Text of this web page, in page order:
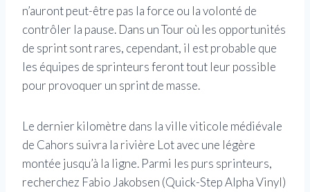
n’auront peut-être pas la force ou la volonté de
contrôler la pause. Dans un Tour où les opportunités
de sprint sont rares, cependant, il est probable que
les équipes de sprinteurs feront tout leur possible
pour provoquer un sprint de masse.
Le dernier kilomètre dans la ville viticole médiévale
de Cahors suivra la rivière Lot avec une légère
montée jusqu’à la ligne. Parmi les purs sprinteurs,
recherchez Fabio Jakobsen (Quick-Step Alpha Vinyl)